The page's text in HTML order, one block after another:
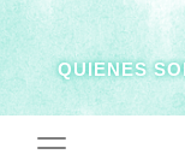
QUIENES